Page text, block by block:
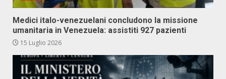
Medici italo-venezuelani concludono la missione
umanitaria in Venezuela: assistiti 927 pazienti
15 Luglio 2026